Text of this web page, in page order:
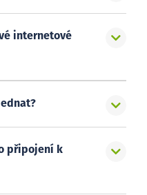
internetové
připojení k